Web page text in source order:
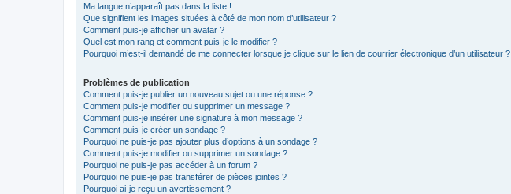
Ma langue n’apparaît pas dans la liste !
Que signifient les images situées à côté de mon nom d’utilisateur ?
Comment puis-je afficher un avatar ?
Quel est mon rang et comment puis-je le modifier ?
Pourquoi m’est-il demandé de me connecter lorsque je clique sur le lien de courrier électronique d’un utilisateur ?
Problèmes de publication
Comment puis-je publier un nouveau sujet ou une réponse ?
Comment puis-je modifier ou supprimer un message ?
Comment puis-je insérer une signature à mon message ?
Comment puis-je créer un sondage ?
Pourquoi ne puis-je pas ajouter plus d’options à un sondage ?
Comment puis-je modifier ou supprimer un sondage ?
Pourquoi ne puis-je pas accéder à un forum ?
Pourquoi ne puis-je pas transférer de pièces jointes ?
Pourquoi ai-je reçu un avertissement ?